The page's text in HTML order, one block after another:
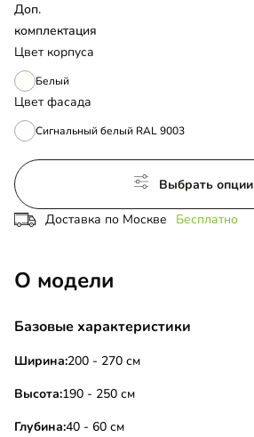
Цвет корпуса
Белый
Цвет фасада
Сигнальный белый RAL 9003
Доп.
комплектация
Выбрать опции
Доставка по Москве Бесплатно
О модели
Базовые характеристики
Ширина:200 - 270 см
Высота:190 - 250 см
Глубина:40 - 60 см